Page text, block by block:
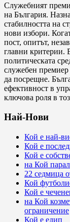
Служебният
на България.
стабилността на
нови избори.
пост, опитът,
главни критерии.
политическата
служебен премиер
да посрещне.
ефективност в
ключова роля в
Най-Нови
Кой е най-
Кой е
Кой е
на Кой
22 седмица
Кой
Кой е
на Кой
ограничение
Кой е едип